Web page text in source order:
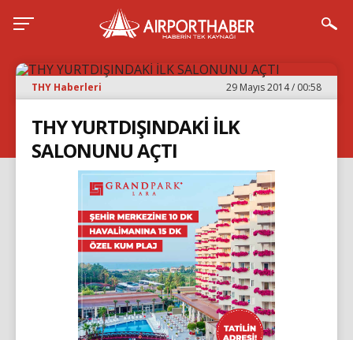
THY Haberleri 29 Mayıs 2014 / 00:58
THY YURTDIŞINDAKİ İLK
SALONUNU AÇTI